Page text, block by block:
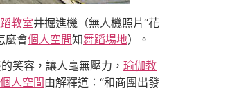
教室井掘進機（無人機照片“花
麼會個人空間知舞蹈場地）。
笑容，讓人毫無壓力， 瑜伽教
個人空間由解釋道：“和商團出發